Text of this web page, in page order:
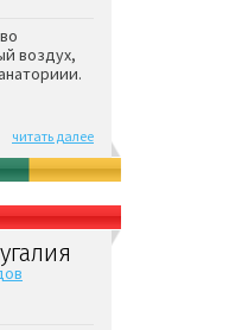
воздух,
читать далее